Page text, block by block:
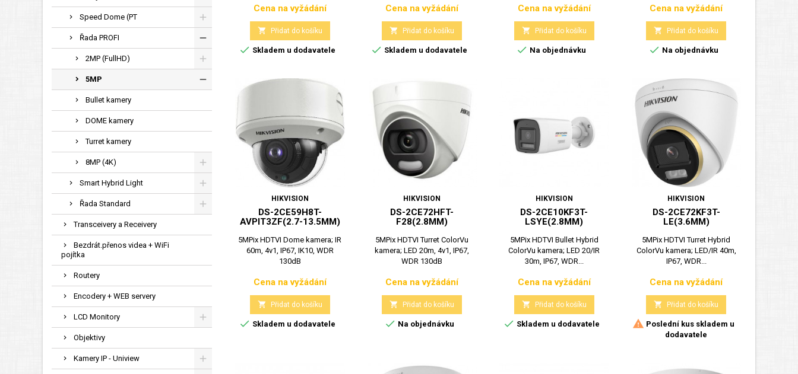
Speed Dome (PT
Řada PROFI
2MP (FullHD)
5MP
Bullet kamery
DOME kamery
Turret kamery
8MP (4K)
Smart Hybrid Light
Řada Standard
Transceivery a Receivery
Bezdrát.přenos videa + WiFi
pojítka
Routery
Encodery + WEB servery
LCD Monitory
Objektivy
Kamery IP - Uniview
Cena
Cena na vyžádání
 Přidat do košíku
 Skladem u dodavatele
Cena
Cena na vyžádání
 Přidat do košíku
 Skladem u dodavatele
Cena
Cena na vyžádání
 Přidat do košíku
 Na objednávku
Cena
Cena na vyžádání
 Přidat do košíku
 Na objednávku
HIKVISION
DS-2CE59H8T-
AVPIT3ZF(2.7-13.5MM)
5MPix HDTVI Dome kamera; IR
60m, 4v1, IP67, IK10, WDR
130dB
Cena
Cena na vyžádání
 Přidat do košíku
 Skladem u dodavatele
HIKVISION
DS-2CE72HFT-
F28(2.8MM)
5MPix HDTVI Turret ColorVu
kamera; LED 20m, 4v1, IP67,
WDR 130dB
Cena
Cena na vyžádání
 Přidat do košíku
 Na objednávku
HIKVISION
DS-2CE10KF3T-
LSYE(2.8MM)
5MPix HDTVI Bullet Hybrid
ColorVu kamera; LED 20/IR
30m, IP67, WDR...
Cena
Cena na vyžádání
 Přidat do košíku
 Skladem u dodavatele
HIKVISION
DS-2CE72KF3T-
LE(3.6MM)
5MPix HDTVI Turret Hybrid
ColorVu kamera; LED/IR 40m,
IP67, WDR...
Cena
Cena na vyžádání
 Přidat do košíku
 Poslední kus skladem u
dodavatele